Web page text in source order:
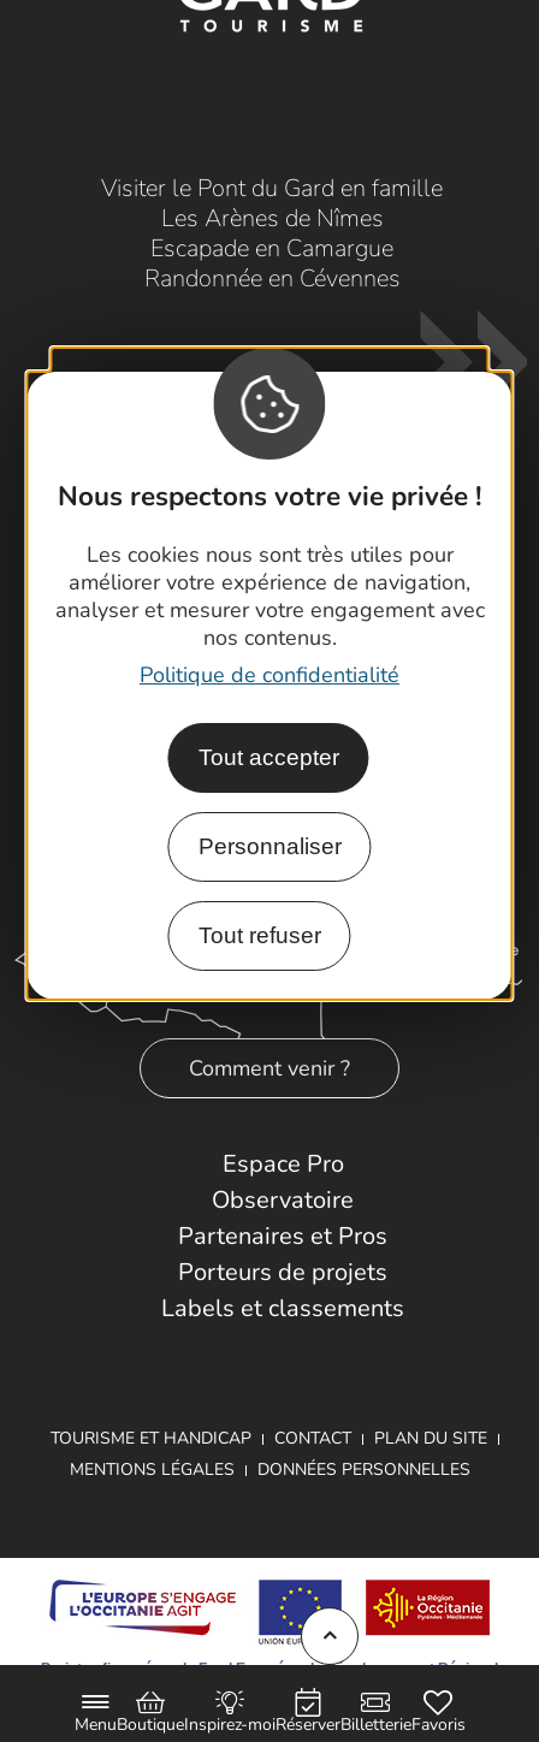
Nous respectons votre vie privée !
Les cookies nous sont très utiles pour
améliorer votre expérience de navigation,
analyser et mesurer votre engagement avec
nos contenus.
Politique de confidentialité
Tout accepter
Personnaliser
Tout refuser
MenuBoutiqueInspirez-moiRéserverBilletterieFavoris
Visiter le Pont du Gard en famille
Les Arènes de Nîmes
Escapade en Camargue
Randonnée en Cévennes
Foire aux questions
Brochures
Cartoguides et Topoguides
Latitude Gard
Comment venir ?
Espace Pro
Observatoire
Partenaires et Pros
Porteurs de projets
Labels et classements
TOURISME ET HANDICAP CONTACT
PLAN DU SITE
MENTIONS LÉGALES
DONNÉES PERSONNELLES
Projet cofinancé par le Fond Européen de Développement Régional